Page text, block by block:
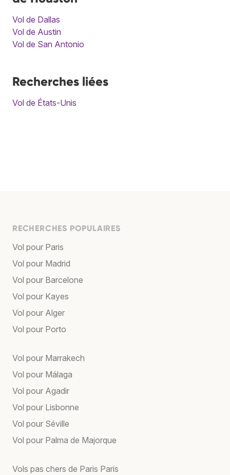
Vol de Dallas
Vol de Austin
Vol de San Antonio
Recherches liées
Vol de États-Unis
RECHERCHES POPULAIRES
Vol pour Paris
Vol pour Madrid
Vol pour Barcelone
Vol pour Kayes
Vol pour Alger
Vol pour Porto
Vol pour Marrakech
Vol pour Málaga
Vol pour Agadir
Vol pour Lisbonne
Vol pour Séville
Vol pour Palma de Majorque
Vols pas chers de Paris Paris